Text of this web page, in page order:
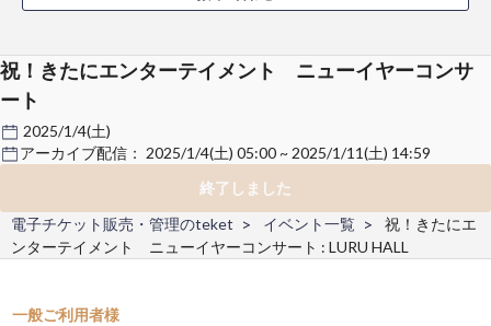
祝！きたにエンターテイメント ニューイヤーコンサ
ート
2025/1/4(土)
アーカイブ配信： 2025/1/4(土) 05:00 ~ 2025/1/11(土) 14:59
終了しました
電子チケット販売・管理のteket
イベント一覧
祝！きたにエ
ンターテイメント ニューイヤーコンサート : LURU HALL
一般ご利用者様